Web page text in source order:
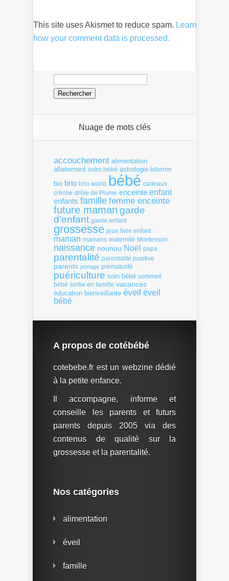
This site uses Akismet to reduce spam. Learn
how your comment data is processed.
Rechercher :
Nuage de mots clés
accouchement alimentation
allaitement astro bébé astrologie biberon
bio brio brio world bébé cadeaux
crèche drôle de Plume enceinte enfant
enfants famille femme enceinte
future maman garde
d'enfant garde enfant
grossesse jeux livre enfant
maman mamans maternité Montessori
naissance nounou Noël papa
parentalité parentalité positive
parents portage prématurité
puériculture soin bébé sommeil
bébé sortie en famille vacances
éducation bienveillante éveil éveil
bébé
A propos de cotébébé
cotebebe.fr est un webzine dédié
à la petite enfance.
Il accompagne, informe et
conseille les parents et futurs
parents depuis 2005 via des
contenus de qualité sur la
grossesse et la parentalité.
Nos catégories
alimentation
éveil
famille